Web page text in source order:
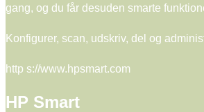
gang, og du får desuden smarte
Konfigurer, scan, udskriv, del og
http s://www.hpsmart.com
HP Smart